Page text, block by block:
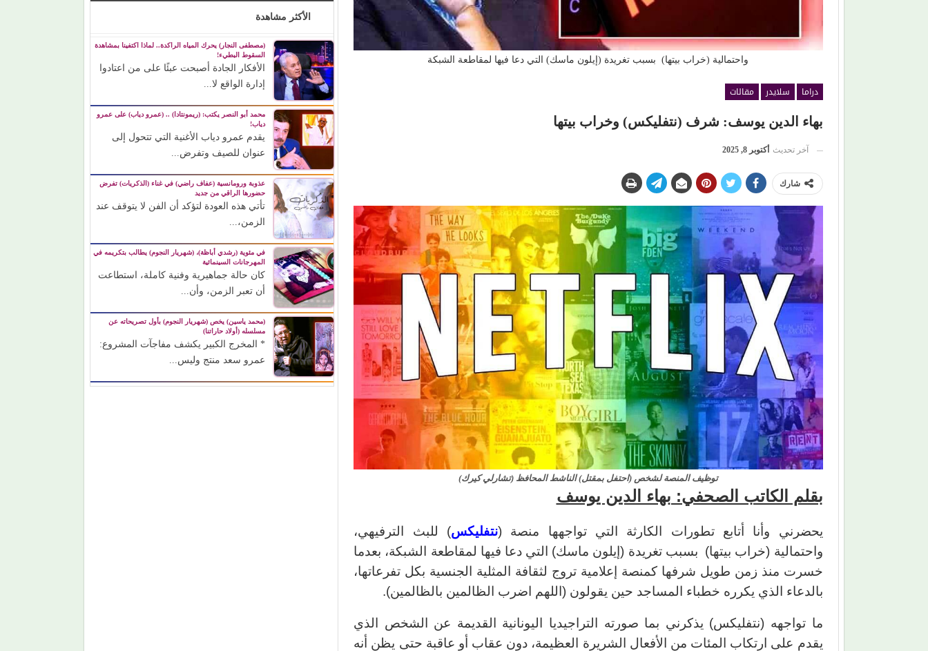
واحتمالية (خراب بيتها) بسبب تغريدة (إيلون ماسك) التي دعا فيها لمقاطعة الشبكة
دراما سلايدر
مقالات
بهاء الدين يوسف: شرف (نتفليكس) وخراب بيتها
آخر تحديث أكتوبر 8, 2025
شارك
توظيف المنصة لشخص (احتفل بمقتل) الناشط المحافظ (تشارلي كيرك)
بقلم الكاتب الصحفي: بهاء الدين يوسف
يحضرني وأنا أتابع تطورات الكارثة التي تواجهها منصة (نتفليكس) للبث الترفيهي،
واحتمالية (خراب بيتها) بسبب تغريدة (إيلون ماسك) التي دعا فيها لمقاطعة الشبكة، بعدما
خسرت منذ زمن طويل شرفها كمنصة إعلامية تروج لثقافة المثلية الجنسية بكل تفرعاتها،
بالدعاء الذي يكرره خطباء المساجد حين يقولون (اللهم اضرب الظالمين بالظالمين).
ما تواجهه (نتفليكس) يذكرني بما صورته التراجيديا اليونانية القديمة عن الشخص الذي
يقدم على ارتكاب المئات من الأفعال الشريرة العظيمة، دون عقاب أو عاقبة حتى يظن أنه
الأكثر مشاهدة
(مصطفى النجار) يحرك المياه الراكدة.. لماذا اكتفينا بمشاهدة
السقوط البطيء!
الأفكار الجادة أصبحت عبئًا على من اعتادوا
إدارة الواقع لا...
محمد أبو النصر يكتب: (ريمونتادا) .. (عمرو دياب) على عمرو
دياب!
يقدم عمرو دياب الأغنية التي تتحول إلى
عنوان للصيف وتفرض...
عذوبة ورومانسية (عفاف راضي) في غناء (الذكريات) تفرض
حضورها الراقي من جديد
تأتي هذه العودة لتؤكد أن الفن لا يتوقف عند
الزمن،...
في مئوية (رشدي أباظة)، (شهريار النجوم) يطالب بتكريمه في
المهرجانات السينمائية
كان حالة جماهيرية وفنية كاملة، استطاعت
أن تعبر الزمن، وأن...
(محمد ياسين) يخص (شهريار النجوم) بأول تصريحاته عن
مسلسله (أولاد حاراتنا)
* المخرج الكبير يكشف مفاجآت المشروع:
عمرو سعد منتج وليس...